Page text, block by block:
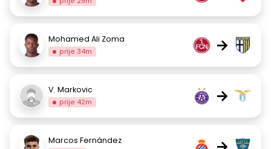
Mohamed Ali Zoma
prije 34m →
V. Markovic
prije 42m →
Marcos Fernández